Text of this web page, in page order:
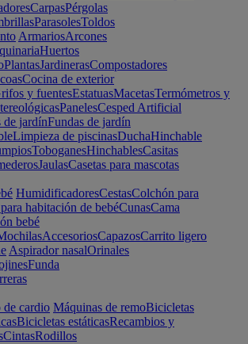
CarpasPérgolas
ParasolesToldos
ArmariosArcones
Huertos
PlantasJardinerasCompostadores
Cocina de exterior
y fuentesEstatuasMacetasTermómetros y
PanelesCesped Artificial
de jardínFundas de jardín
Limpieza de piscinasDuchaHinchable
ToboganesHinchablesCasitas
JaulasCasetas para mascotas
HumidificadoresCestasColchón para
habitación de bebéCunasCama
bebé
AccesoriosCapazosCarrito ligero
Aspirador nasalOrinales
Funda
de cardio Máquinas de remoBicicletas
Bicicletas estáticasRecambios y
CintasRodillos